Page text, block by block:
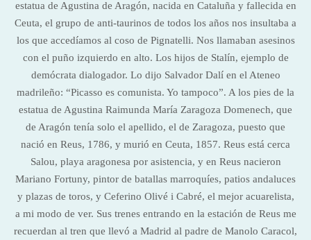
estatua de Agustina de Aragón, nacida en Cataluña y fallecida en
Ceuta, el grupo de anti-taurinos de todos los años nos insultaba a
los que accedíamos al coso de Pignatelli. Nos llamaban asesinos
con el puño izquierdo en alto. Los hijos de Stalín, ejemplo de
demócrata dialogador. Lo dijo Salvador Dalí en el Ateneo
madrileño: “Picasso es comunista. Yo tampoco”. A los pies de la
estatua de Agustina Raimunda María Zaragoza Domenech, que
de Aragón tenía solo el apellido, el de Zaragoza, puesto que
nació en Reus, 1786, y murió en Ceuta, 1857. Reus está cerca
Salou, playa aragonesa por asistencia, y en Reus nacieron
Mariano Fortuny, pintor de batallas marroquíes, patios andaluces
y plazas de toros, y Ceferino Olivé i Cabré, el mejor acuarelista,
a mi modo de ver. Sus trenes entrando en la estación de Reus me
recuerdan al tren que llevó a Madrid al padre de Manolo Caracol,